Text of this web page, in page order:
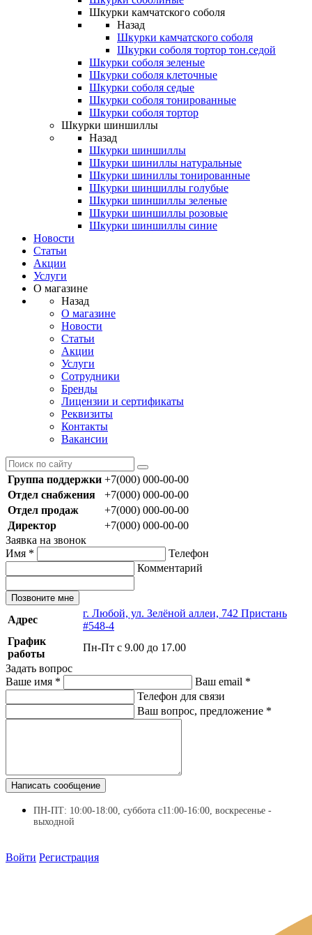
Шкурки камчатского соболя
Назад
Шкурки камчатского соболя
Шкурки соболя тортор тон.седой
Шкурки соболя зеленые
Шкурки соболя клеточные
Шкурки соболя седые
Шкурки соболя тонированные
Шкурки соболя тортор
Шкурки шиншиллы
Назад
Шкурки шиншиллы
Шкурки шиниллы натуральные
Шкурки шиниллы тонированные
Шкурки шиншиллы голубые
Шкурки шиншиллы зеленые
Шкурки шиншиллы розовые
Шкурки шиншиллы синие
Новости
Статьи
Акции
Услуги
О магазине
Назад
О магазине
Новости
Статьи
Акции
Услуги
Сотрудники
Бренды
Лицензии и сертификаты
Реквизиты
Контакты
Вакансии
Группа поддержки +7(000) 000-00-00
Отдел снабжения
+7(000) 000-00-00
Отдел продаж
+7(000) 000-00-00
Директор
+7(000) 000-00-00
Заявка на звонок
Имя *
Телефон
Комментарий
Позвоните мне
Адрес
г. Любой, ул. Зелёной аллеи, 742 Пристань
#548-4
График
работы
Пн-Пт с 9.00 до 17.00
Задать вопрос
Ваше имя * Ваш email *
Телефон для связи
Ваш вопрос, предложение *
Написать сообщение
ПН-ПТ: 10:00-18:00, суббота с11:00-16:00, воскресенье -
выходной
Войти Регистрация